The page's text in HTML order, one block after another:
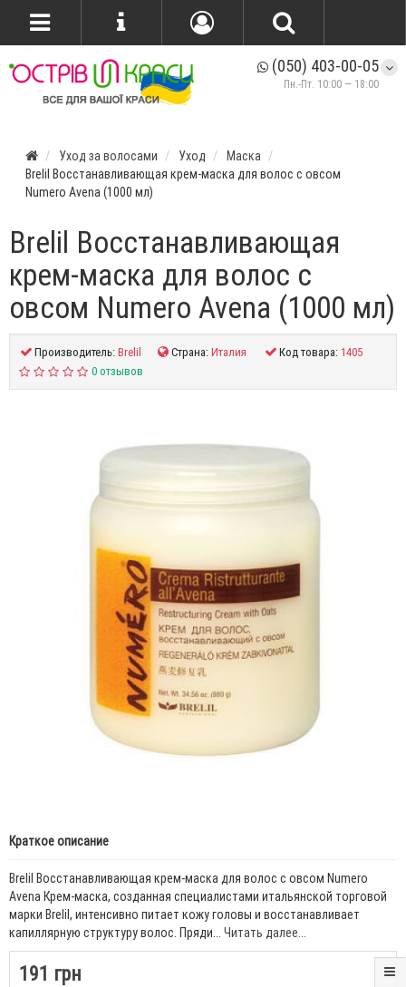
(050) 403-00-05
Пн.-Пт. 10:00 — 18:00
Уход за волосами Уход
Маска
Brelil Восстанавливающая крем-маска для волос с овсом
Numero Avena (1000 мл)
Brelil Восстанавливающая
крем-маска для волос с
овсом Numero Avena (1000 мл)
Производитель:Brelil Страна:Италия Код товара:1405
0 отзывов
Краткое описание
Brelil Восстанавливающая крем-маска для волос с овсом Numero
Avena Крем-маска, созданная специалистами итальянской торговой
марки Brelil, интенсивно питает кожу головы и восстанавливает
капиллярную структуру волос. Пряди... Читать далее...
191 грн